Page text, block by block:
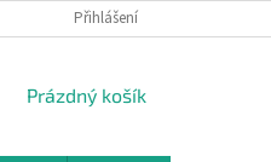
Přihlášení
NÁKUPNÍ
Prázdný košík